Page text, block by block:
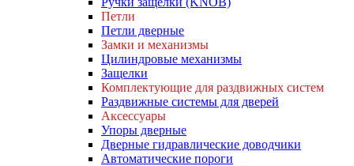
Петли
Петли дверные
Замки и механизмы
Цилиндровые механизмы
Защелки
Комплектующие для раздвижных систем
Раздвижные системы для дверей
Аксессуары
Упоры дверные
Дверные гидравлические доводчики
Автоматические пороги